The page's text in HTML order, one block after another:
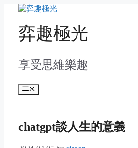
content弈趣極光
享受思維樂趣
Menu
chatgpt談人生的意義